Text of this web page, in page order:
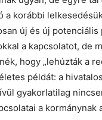
a korábbi
új és új
a kapcsolatot, de
hogy „lehúzták a
példát: a
gyakorlatilag
a kormánynak